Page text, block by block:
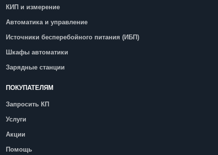
КИП и измерение
Автоматика и управление
Источники бесперебойного питания (ИБП)
Шкафы автоматики
Зарядные станции
ПОКУПАТЕЛЯМ
Запросить КП
Услуги
Акции
Помощь